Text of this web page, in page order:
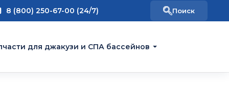
8 (800) 250-67-00 (24/7)
для джакузи и СПА бассейнов